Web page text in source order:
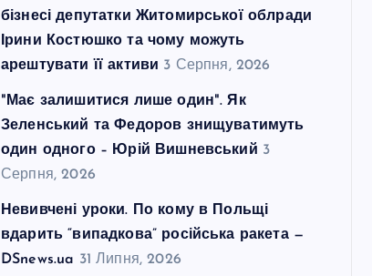
бізнесі депутатки Житомирської облради
Ірини Костюшко та чому можуть
арештувати її активи 3 Серпня, 2026
"Має залишитися лише один". Як
Зеленський та Федоров знищуватимуть
один одного – Юрій Вишневський 3
Серпня, 2026
Невивчені уроки. По кому в Польщі
вдарить “випадкова” російська ракета —
DSnews.ua 31 Липня, 2026